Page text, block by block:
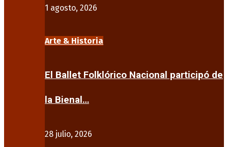
1 agosto, 2026
Arte & Historia
El Ballet Folklórico Nacional participó de
la Bienal…
28 julio, 2026